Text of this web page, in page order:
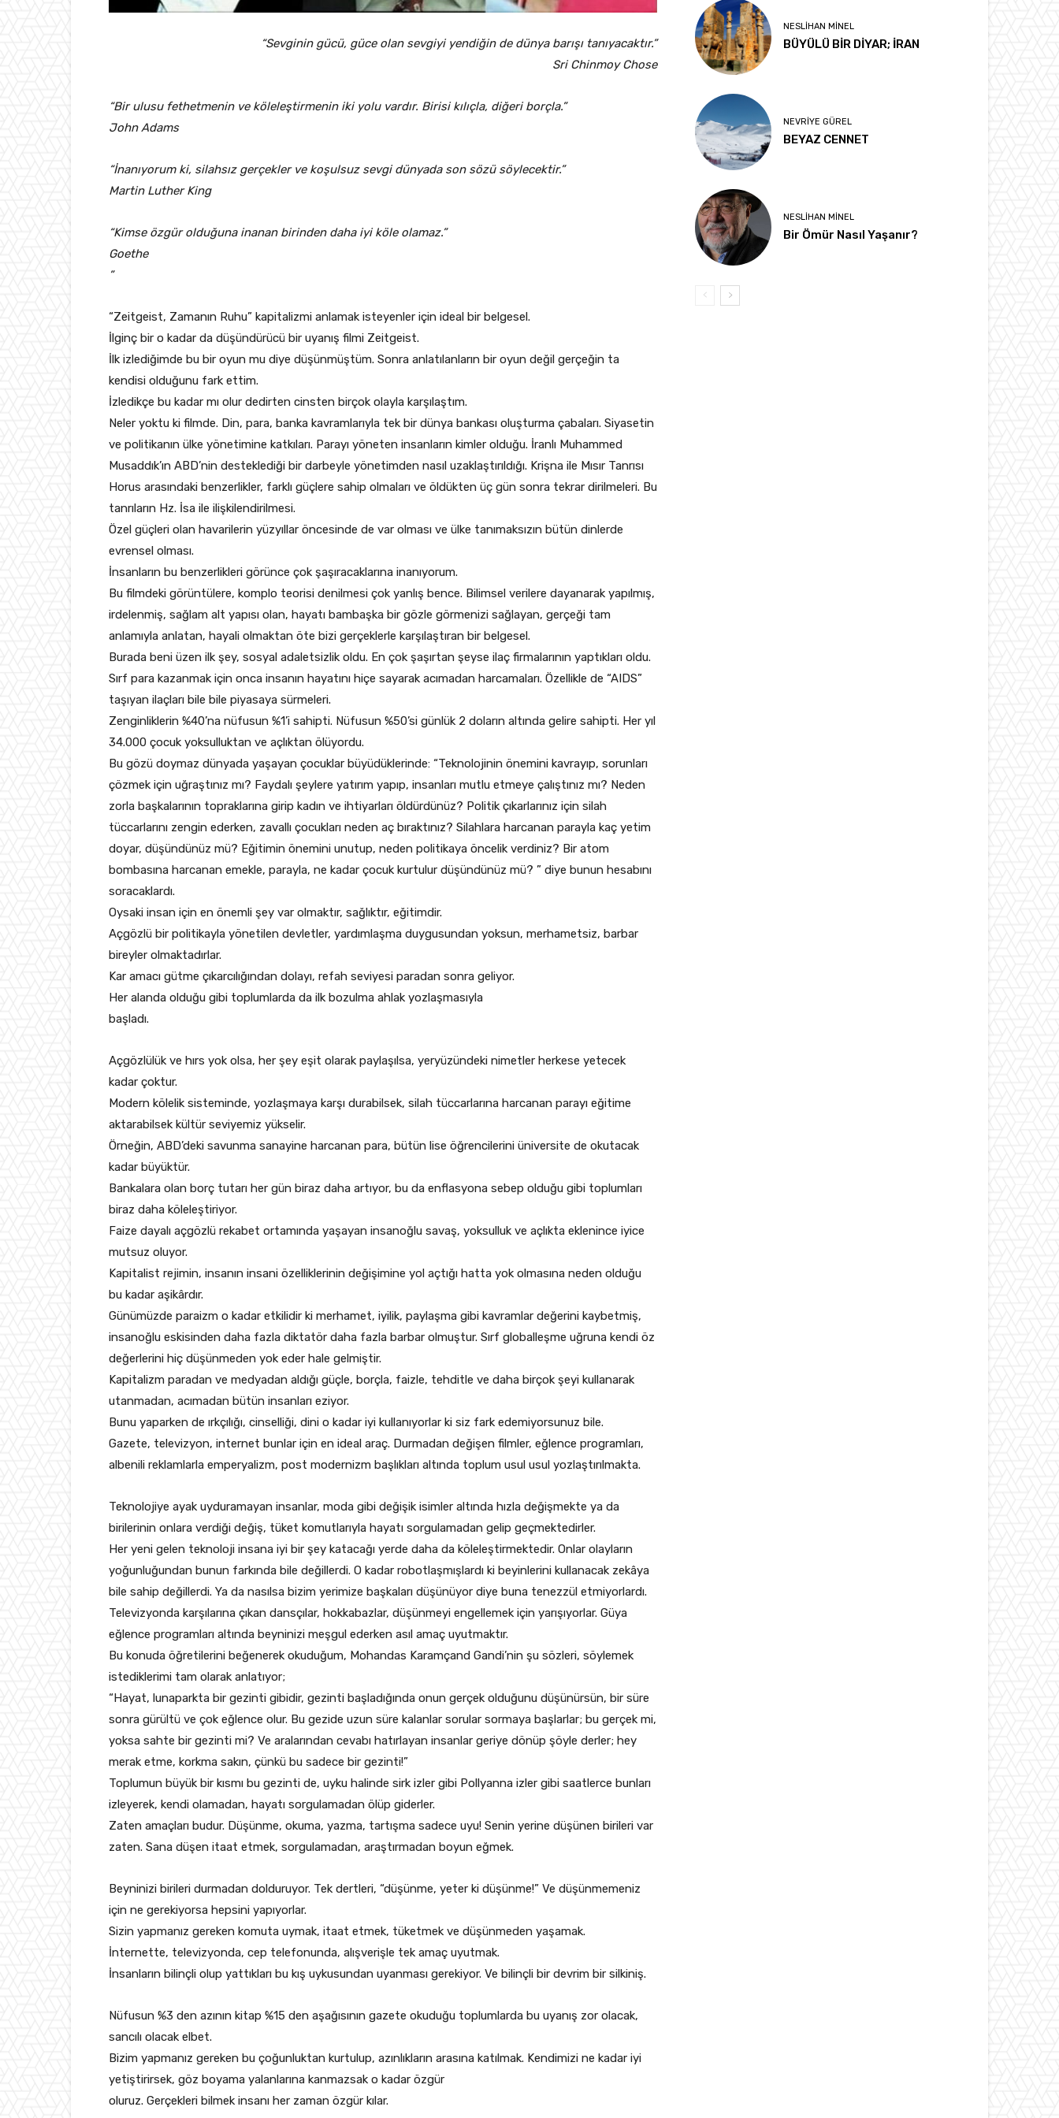
“Sevginin gücü, güce olan sevgiyi yendiğin de dünya barışı tanıyacaktır.”
Sri Chinmoy Chose
“Bir ulusu fethetmenin ve köleleştirmenin iki yolu vardır. Birisi kılıçla, diğeri borçla.”
John Adams
“İnanıyorum ki, silahsız gerçekler ve koşulsuz sevgi dünyada son sözü söylecektir.”
Martin Luther King
“Kimse özgür olduğuna inanan birinden daha iyi köle olamaz.”
Goethe
”
“Zeitgeist, Zamanın Ruhu” kapitalizmi anlamak isteyenler için ideal bir belgesel.
İlginç bir o kadar da düşündürücü bir uyanış filmi Zeitgeist.
İlk izlediğimde bu bir oyun mu diye düşünmüştüm. Sonra anlatılanların bir oyun değil gerçeğin ta
kendisi olduğunu fark ettim.
İzledikçe bu kadar mı olur dedirten cinsten birçok olayla karşılaştım.
Neler yoktu ki filmde. Din, para, banka kavramlarıyla tek bir dünya bankası oluşturma çabaları. Siyasetin
ve politikanın ülke yönetimine katkıları. Parayı yöneten insanların kimler olduğu. İranlı Muhammed
Musaddık’ın ABD’nin desteklediği bir darbeyle yönetimden nasıl uzaklaştırıldığı. Krişna ile Mısır Tanrısı
Horus arasındaki benzerlikler, farklı güçlere sahip olmaları ve öldükten üç gün sonra tekrar dirilmeleri. Bu
tanrıların Hz. İsa ile ilişkilendirilmesi.
Özel güçleri olan havarilerin yüzyıllar öncesinde de var olması ve ülke tanımaksızın bütün dinlerde
evrensel olması.
İnsanların bu benzerlikleri görünce çok şaşıracaklarına inanıyorum.
Bu filmdeki görüntülere, komplo teorisi denilmesi çok yanlış bence. Bilimsel verilere dayanarak yapılmış,
irdelenmiş, sağlam alt yapısı olan, hayatı bambaşka bir gözle görmenizi sağlayan, gerçeği tam
anlamıyla anlatan, hayali olmaktan öte bizi gerçeklerle karşılaştıran bir belgesel.
Burada beni üzen ilk şey, sosyal adaletsizlik oldu. En çok şaşırtan şeyse ilaç firmalarının yaptıkları oldu.
Sırf para kazanmak için onca insanın hayatını hiçe sayarak acımadan harcamaları. Özellikle de “AIDS”
taşıyan ilaçları bile bile piyasaya sürmeleri.
Zenginliklerin %40’na nüfusun %1’i sahipti. Nüfusun %50’si günlük 2 doların altında gelire sahipti. Her yıl
34.000 çocuk yoksulluktan ve açlıktan ölüyordu.
Bu gözü doymaz dünyada yaşayan çocuklar büyüdüklerinde: “Teknolojinin önemini kavrayıp, sorunları
çözmek için uğraştınız mı? Faydalı şeylere yatırım yapıp, insanları mutlu etmeye çalıştınız mı? Neden
zorla başkalarının topraklarına girip kadın ve ihtiyarları öldürdünüz? Politik çıkarlarınız için silah
tüccarlarını zengin ederken, zavallı çocukları neden aç bıraktınız? Silahlara harcanan parayla kaç yetim
doyar, düşündünüz mü? Eğitimin önemini unutup, neden politikaya öncelik verdiniz? Bir atom
bombasına harcanan emekle, parayla, ne kadar çocuk kurtulur düşündünüz mü? ” diye bunun hesabını
soracaklardı.
Oysaki insan için en önemli şey var olmaktır, sağlıktır, eğitimdir.
Açgözlü bir politikayla yönetilen devletler, yardımlaşma duygusundan yoksun, merhametsiz, barbar
bireyler olmaktadırlar.
Kar amacı gütme çıkarcılığından dolayı, refah seviyesi paradan sonra geliyor.
Her alanda olduğu gibi toplumlarda da ilk bozulma ahlak yozlaşmasıyla
başladı.
Açgözlülük ve hırs yok olsa, her şey eşit olarak paylaşılsa, yeryüzündeki nimetler herkese yetecek
kadar çoktur.
Modern kölelik sisteminde, yozlaşmaya karşı durabilsek, silah tüccarlarına harcanan parayı eğitime
aktarabilsek kültür seviyemiz yükselir.
Örneğin, ABD’deki savunma sanayine harcanan para, bütün lise öğrencilerini üniversite de okutacak
kadar büyüktür.
Bankalara olan borç tutarı her gün biraz daha artıyor, bu da enflasyona sebep olduğu gibi toplumları
biraz daha köleleştiriyor.
Faize dayalı açgözlü rekabet ortamında yaşayan insanoğlu savaş, yoksulluk ve açlıkta eklenince iyice
mutsuz oluyor.
Kapitalist rejimin, insanın insani özelliklerinin değişimine yol açtığı hatta yok olmasına neden olduğu
bu kadar aşikârdır.
Günümüzde paraizm o kadar etkilidir ki merhamet, iyilik, paylaşma gibi kavramlar değerini kaybetmiş,
insanoğlu eskisinden daha fazla diktatör daha fazla barbar olmuştur. Sırf globalleşme uğruna kendi öz
değerlerini hiç düşünmeden yok eder hale gelmiştir.
Kapitalizm paradan ve medyadan aldığı güçle, borçla, faizle, tehditle ve daha birçok şeyi kullanarak
utanmadan, acımadan bütün insanları eziyor.
Bunu yaparken de ırkçılığı, cinselliği, dini o kadar iyi kullanıyorlar ki siz fark edemiyorsunuz bile.
Gazete, televizyon, internet bunlar için en ideal araç. Durmadan değişen filmler, eğlence programları,
albenili reklamlarla emperyalizm, post modernizm başlıkları altında toplum usul usul yozlaştırılmakta.
Teknolojiye ayak uyduramayan insanlar, moda gibi değişik isimler altında hızla değişmekte ya da
birilerinin onlara verdiği değiş, tüket komutlarıyla hayatı sorgulamadan gelip geçmektedirler.
Her yeni gelen teknoloji insana iyi bir şey katacağı yerde daha da köleleştirmektedir. Onlar olayların
yoğunluğundan bunun farkında bile değillerdi. O kadar robotlaşmışlardı ki beyinlerini kullanacak zekâya
bile sahip değillerdi. Ya da nasılsa bizim yerimize başkaları düşünüyor diye buna tenezzül etmiyorlardı.
Televizyonda karşılarına çıkan dansçılar, hokkabazlar, düşünmeyi engellemek için yarışıyorlar. Güya
eğlence programları altında beyninizi meşgul ederken asıl amaç uyutmaktır.
Bu konuda öğretilerini beğenerek okuduğum, Mohandas Karamçand Gandi’nin şu sözleri, söylemek
istediklerimi tam olarak anlatıyor;
“Hayat, lunaparkta bir gezinti gibidir, gezinti başladığında onun gerçek olduğunu düşünürsün, bir süre
sonra gürültü ve çok eğlence olur. Bu gezide uzun süre kalanlar sorular sormaya başlarlar; bu gerçek mi,
yoksa sahte bir gezinti mi? Ve aralarından cevabı hatırlayan insanlar geriye dönüp şöyle derler; hey
merak etme, korkma sakın, çünkü bu sadece bir gezinti!”
Toplumun büyük bir kısmı bu gezinti de, uyku halinde sirk izler gibi Pollyanna izler gibi saatlerce bunları
izleyerek, kendi olamadan, hayatı sorgulamadan ölüp giderler.
Zaten amaçları budur. Düşünme, okuma, yazma, tartışma sadece uyu! Senin yerine düşünen birileri var
zaten. Sana düşen itaat etmek, sorgulamadan, araştırmadan boyun eğmek.
Beyninizi birileri durmadan dolduruyor. Tek dertleri, “düşünme, yeter ki düşünme!” Ve düşünmemeniz
için ne gerekiyorsa hepsini yapıyorlar.
Sizin yapmanız gereken komuta uymak, itaat etmek, tüketmek ve düşünmeden yaşamak.
İnternette, televizyonda, cep telefonunda, alışverişle tek amaç uyutmak.
İnsanların bilinçli olup yattıkları bu kış uykusundan uyanması gerekiyor. Ve bilinçli bir devrim bir silkiniş.
Nüfusun %3 den azının kitap %15 den aşağısının gazete okuduğu toplumlarda bu uyanış zor olacak,
sancılı olacak elbet.
Bizim yapmanız gereken bu çoğunluktan kurtulup, azınlıkların arasına katılmak. Kendimizi ne kadar iyi
yetiştirirsek, göz boyama yalanlarına kanmazsak o kadar özgür
oluruz. Gerçekleri bilmek insanı her zaman özgür kılar.
NESLIHAN MINEL
BÜYÜLÜ BİR DİYAR; İRAN
NEVRIYE GÜREL
BEYAZ CENNET
NESLIHAN MINEL
Bir Ömür Nasıl Yaşanır?